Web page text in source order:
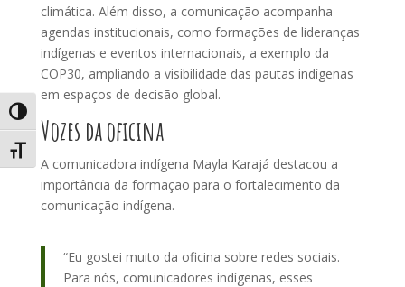
Alternar alto contraste
Alternar tamanho da fonte
climática. Além disso, a comunicação acompanha
agendas institucionais, como formações de lideranças
indígenas e eventos internacionais, a exemplo da
COP30, ampliando a visibilidade das pautas indígenas
em espaços de decisão global.
Vozes da oficina
A comunicadora indígena Mayla Karajá destacou a
importância da formação para o fortalecimento da
comunicação indígena.
“Eu gostei muito da oficina sobre redes sociais.
Para nós, comunicadores indígenas, esses